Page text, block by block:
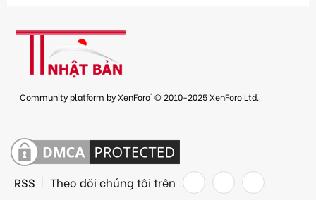
Community platform by XenForo® © 2010-2025 XenForo Ltd.
RSS Theo dõi chúng tôi trên